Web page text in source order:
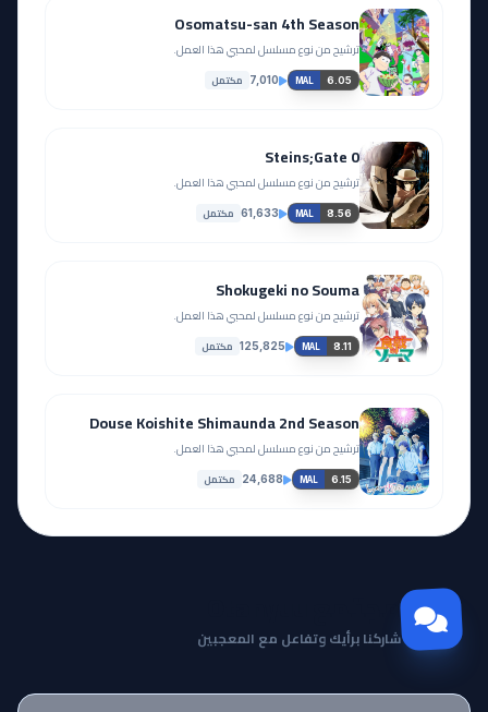
Osomatsu-san 4th Season
ترشيح من نوع مسلسل لمحبي هذا العمل.
MAL 6.05
7,010 مكتمل
Steins;Gate 0
ترشيح من نوع مسلسل لمحبي هذا العمل.
MAL 8.56
61,633 مكتمل
Shokugeki no Souma
ترشيح من نوع مسلسل لمحبي هذا العمل.
MAL 8.11
125,825 مكتمل
Douse Koishite Shimaunda 2nd Season
ترشيح من نوع مسلسل لمحبي هذا العمل.
MAL 6.15
24,688 مكتمل
مجتمع Otanyuu
شاركنا برأيك وتفاعل مع المعجبين